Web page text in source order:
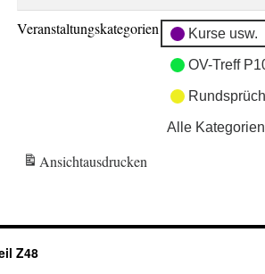
Veranstaltungskategorien Kurse usw.
OV-Treff
Alle Kategorien
Ansichtausdrucken
Z48